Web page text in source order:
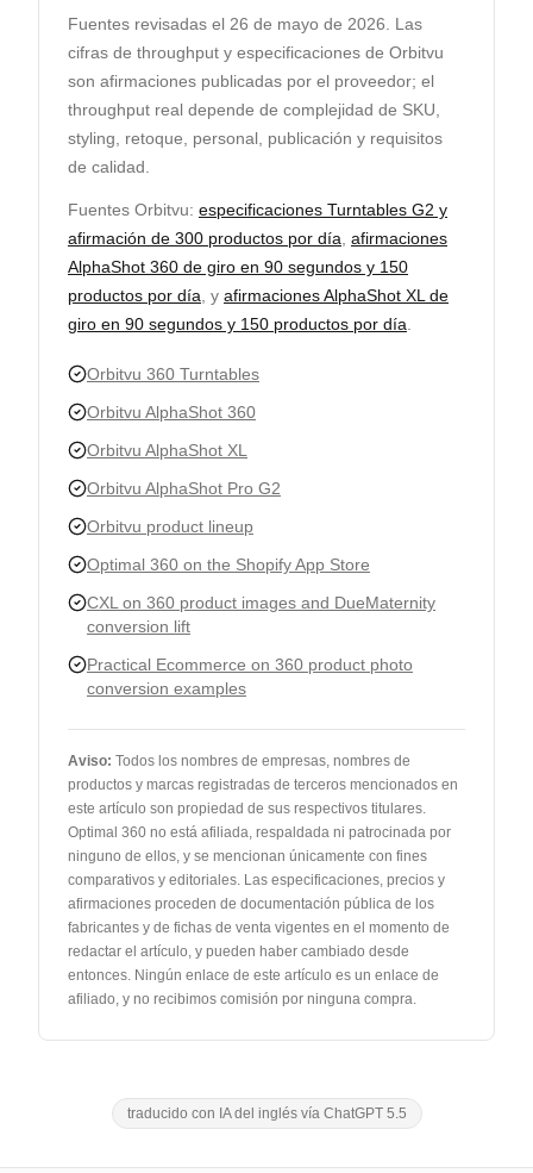
Fuentes revisadas el 26 de mayo de 2026 . Las
cifras de throughput y especificaciones de Orbitvu
son afirmaciones publicadas por el proveedor; el
throughput real depende de complejidad de SKU,
styling, retoque, personal, publicación y requisitos
de calidad.
Fuentes Orbitvu: especificaciones Turntables G2 y
afirmación de 300 productos por día afirmaciones
AlphaShot 360 de giro en 90 segundos y 150
productos por día , y afirmaciones AlphaShot XL de
giro en 90 segundos y 150 productos por día
Orbitvu 360 Turntables
Orbitvu AlphaShot 360
Orbitvu AlphaShot XL
Orbitvu AlphaShot Pro G2
Orbitvu product lineup
Optimal 360 on the Shopify App Store
CXL on 360 product images and DueMaternity
conversion lift
Practical Ecommerce on 360 product photo
conversion examples
Aviso: Todos los nombres de empresas, nombres de
productos y marcas registradas de terceros mencionados en
este artículo son propiedad de sus respectivos titulares.
Optimal 360 no está afiliada, respaldada ni patrocinada por
ninguno de ellos, y se mencionan únicamente con fines
comparativos y editoriales. Las especificaciones, precios y
afirmaciones proceden de documentación pública de los
fabricantes y de fichas de venta vigentes en el momento de
redactar el artículo, y pueden haber cambiado desde
entonces. Ningún enlace de este artículo es un enlace de
afiliado, y no recibimos comisión por ninguna compra.
traducido con IA del inglés vía ChatGPT 5.5